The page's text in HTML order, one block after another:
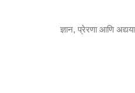
ज्ञान, प्रेरणा आणि